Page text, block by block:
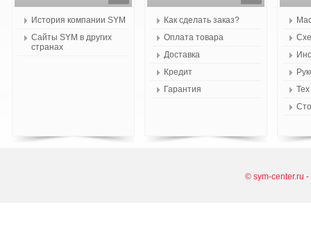
История компании SYM
Сайты SYM в других
странах
Как сделать заказ?
Оплата товара
Доставка
Кредит
Гарантия
© sym-center.ru -